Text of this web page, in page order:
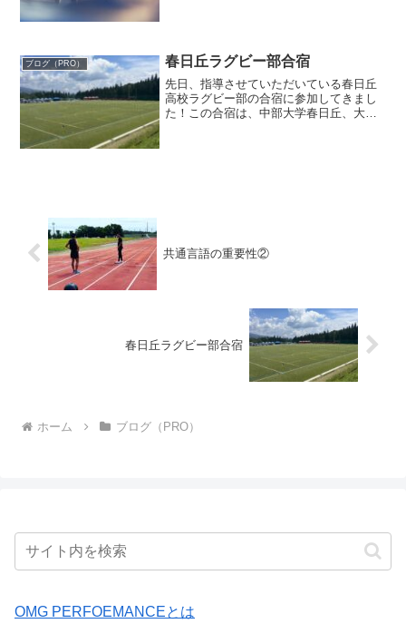
ブログ（PRO） 春日丘ラグビー部合宿
先日、指導させていただいている春日丘
高校ラグビー部の合宿に参加してきまし
た！この合宿は、中部大学春日丘、大阪
共通言語の重要性②
春日丘ラグビー部合宿
ホーム ブログ（PRO）
OMG PERFOEMANCEとは